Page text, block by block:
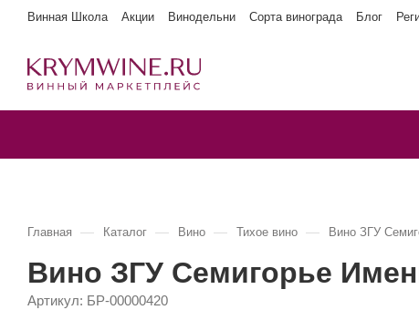
Винная Школа Акции Винодельни Сорта винограда Блог
Главная — Каталог — Вино — Тихое вино — Вино ЗГУ
Вино ЗГУ Семигорье
Артикул: БР-00000420